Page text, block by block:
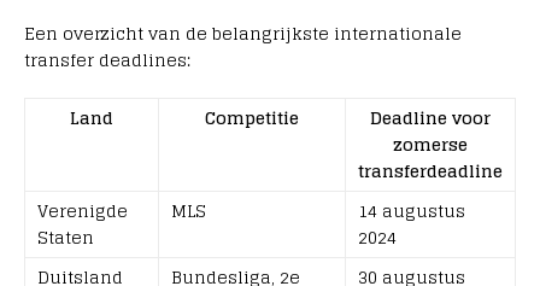
Een overzicht van de belangrijkste internationale
transfer deadlines:
Land
Competitie
Deadline voor
zomerse
transferdeadline
Verenigde
Staten
MLS
14 augustus
2024
Duitsland
Bundesliga, 2e
30 augustus